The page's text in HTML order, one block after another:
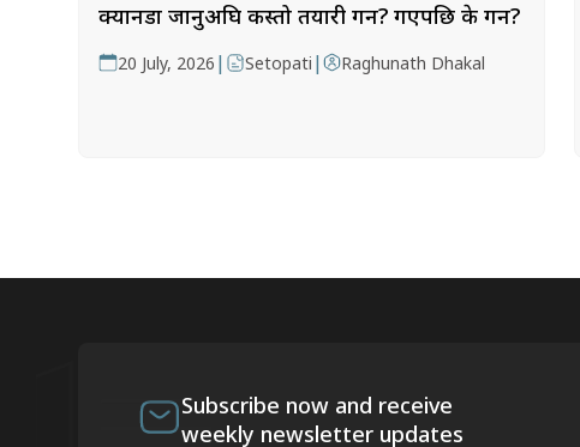
क्यानडा जानुअघि कस्तो तयारी गर्ने? गएपछि के गर्ने?
20 July, 2026 | Setopati | Raghunath Dhakal
Subscribe now and receive
weekly newsletter updates